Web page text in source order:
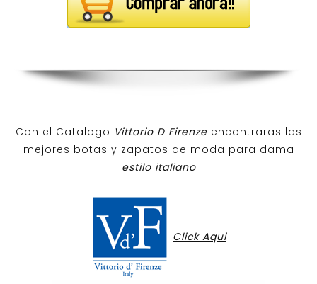
Con el Catalogo Vittorio D Firenzeencontraras las
mejores botas y zapatos de moda para dama
estilo italiano
Click Aqui